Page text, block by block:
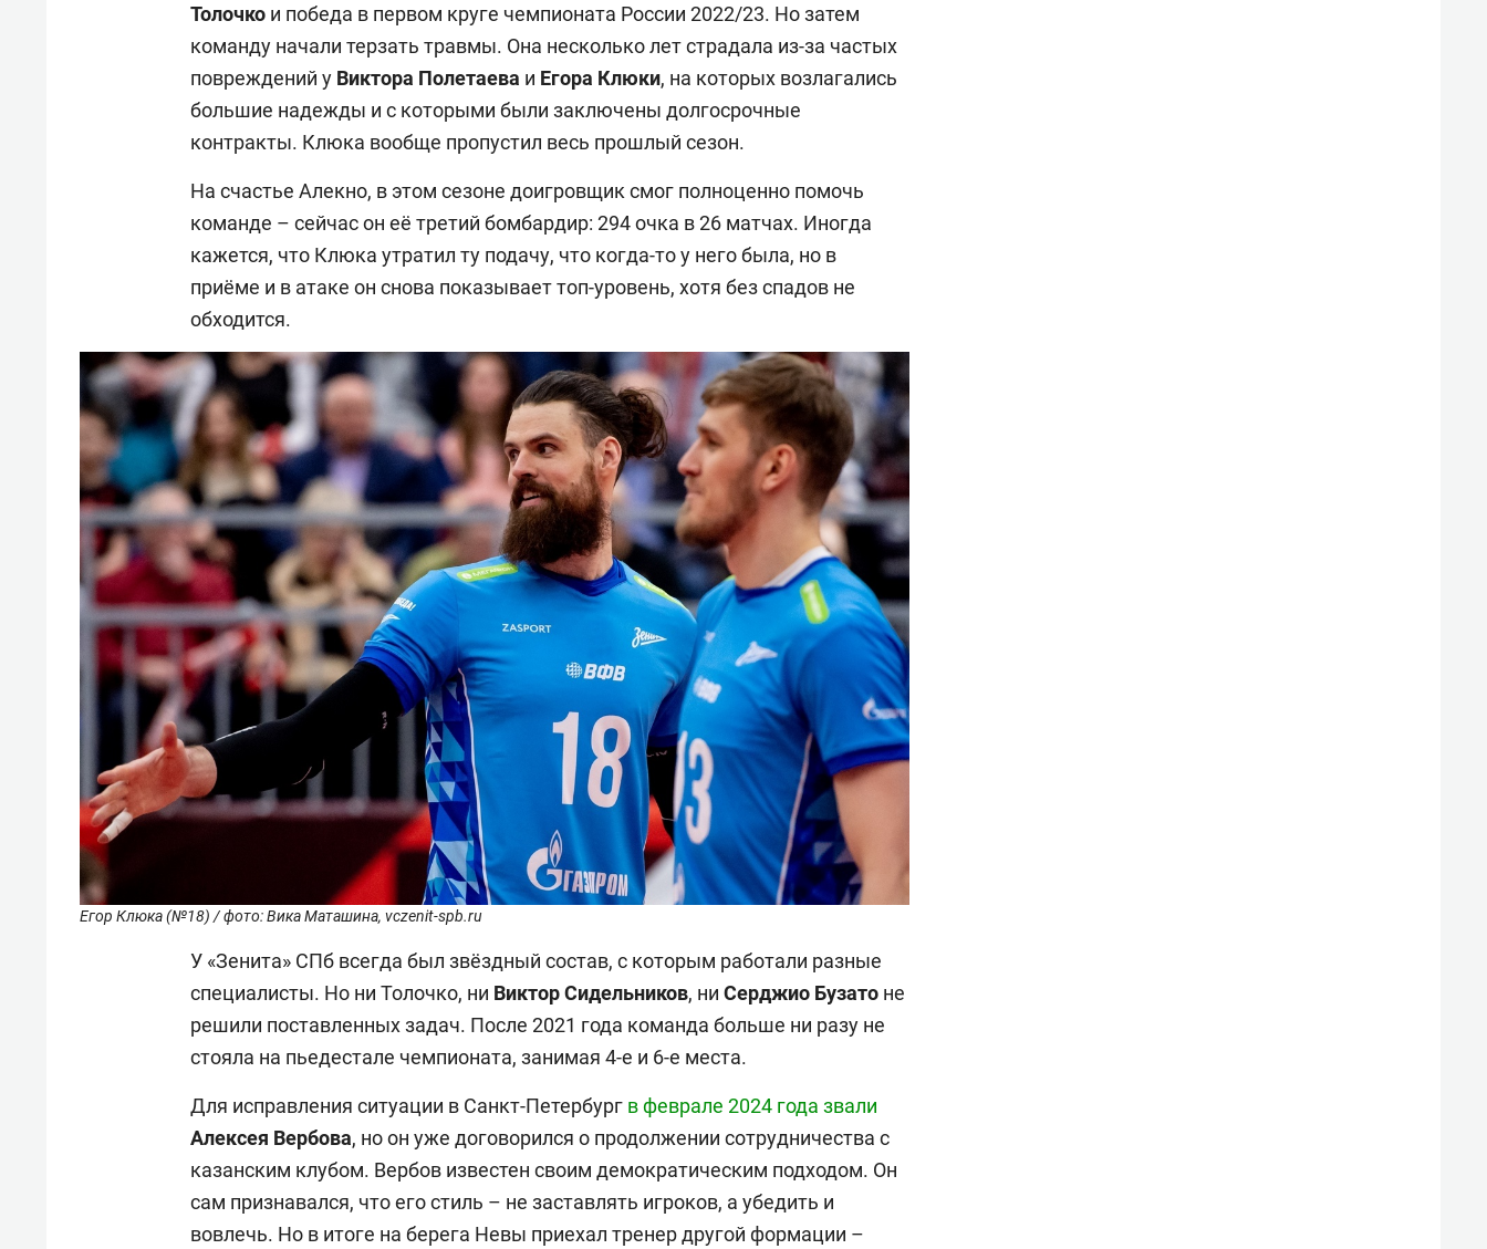
Толочко и победа в первом круге чемпионата России 2022/23. Но затем
команду начали терзать травмы. Она несколько лет страдала из-за частых
повреждений у Виктора Полетаева и Егора Клюки, на которых возлагались
большие надежды и с которыми были заключены долгосрочные
контракты. Клюка вообще пропустил весь прошлый сезон.
На счастье Алекно, в этом сезоне доигровщик смог полноценно помочь
команде – сейчас он её третий бомбардир: 294 очка в 26 матчах. Иногда
кажется, что Клюка утратил ту подачу, что когда-то у него была, но в
приёме и в атаке он снова показывает топ-уровень, хотя без спадов не
обходится.
Егор Клюка (№18) / фото: Вика Маташина, vczenit-spb.ru
У «Зенита» СПб всегда был звёздный состав, с которым работали разные
специалисты. Но ни Толочко, ни ВикторСидельников, ни Серджио Бузато не
решили поставленных задач. После 2021 года команда больше ни разу не
стояла на пьедестале чемпионата, занимая 4-е и 6-е места.
Для исправления ситуации в Санкт-Петербург в феврале 2024 года звали
Алексея Вербова, но он уже договорился о продолжении сотрудничества с
казанским клубом. Вербов известен своим демократическим подходом. Он
сам признавался, что его стиль – не заставлять игроков, а убедить и
вовлечь. Но в итоге на берега Невы приехал тренер другой формации –